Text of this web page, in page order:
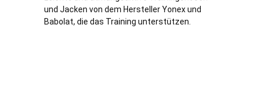
und Jacken von dem Hersteller Yonex und
Babolat, die das Training unterstützen.